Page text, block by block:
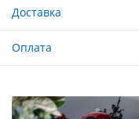
Доставка
Оплата